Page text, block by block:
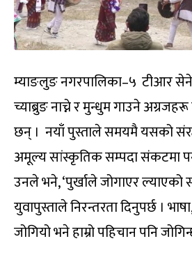
म्याङलुङ नगरपालिका–५ टीआर
च्याब्रुङ नाच्ने र मुन्धुम गाउने
छन् । नयाँ पुस्ताले समयमै यसको
अमूल्य सांस्कृतिक सम्पदा संकटमा
उनले भने, ‘पुर्खाले जोगाएर
युवापुस्ताले निरन्तरता दिनुपर्छ ।
जोगियो भने हाम्रो पहिचान पनि